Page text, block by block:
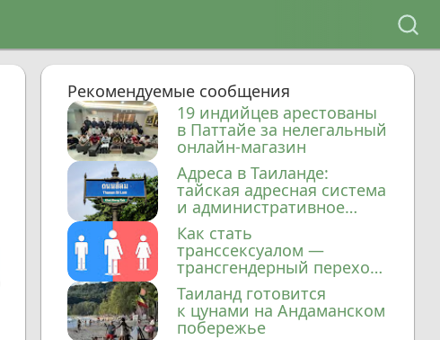
Рекомендуемые сообщения
19 индийцев арестованы
в Паттайе за нелегальный
онлайн-магазин
Адреса в Таиланде:
тайская адресная система
и административное
деление
Как стать
транссексуалом —
трансгендерный переход
в Таиланде
Таиланд готовится
к цунами на Андаманском
побережье